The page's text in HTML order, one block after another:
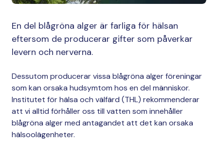
En del blågröna alger är farliga för hälsan
eftersom de producerar gifter som påverkar
levern och nerverna.
Dessutom producerar vissa blågröna alger föreningar
som kan orsaka hudsymtom hos en del människor.
Institutet för hälsa och välfärd (THL) rekommenderar
att vi alltid förhåller oss till vatten som innehåller
blågröna alger med antagandet att det kan orsaka
hälsoolägenheter.